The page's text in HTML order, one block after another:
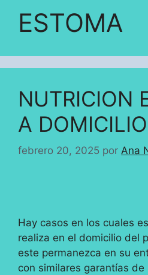
ESTOMA
NUTRICION
A
febrero 20, 2025 por Ana
Hay casos en los cuales
realiza en el domicilio del
este permanezca en su
con similares garantías